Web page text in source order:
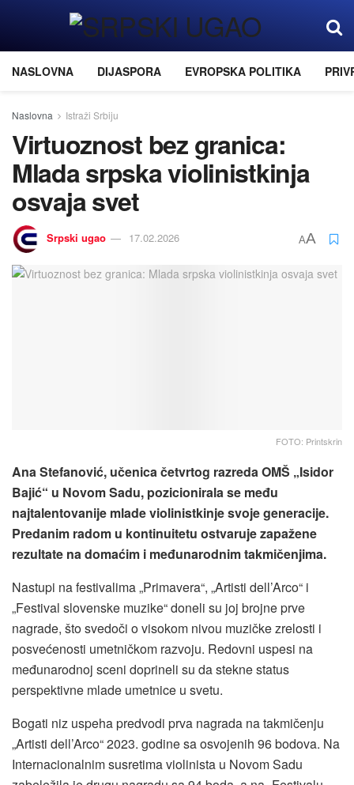
NASLOVNA DIJASPORA EVROPSKA POLITIKA
Naslovna Istraži Srbiju
Virtuoznost bez granica:
Mlada srpska violinistkinja
osvaja svet
Srpski ugao 17.02.2026 AA
FOTO: Printskrin
Ana Stefanović, učenica četvrtog razreda OMŠ „Isidor
Bajić“ u Novom Sadu, pozicionirala se među
najtalentovanije mlade violinistkinje svoje generacije.
Predanim radom u kontinuitetu ostvaruje zapažene
rezultate na domaćim i međunarodnim takmičenjima.
Nastupi na festivalima „Primavera“, „Artisti dell’Arco“ i
„Festival slovenske muzike“ doneli su joj brojne prve
nagrade, što svedoči o visokom nivou muzičke zrelosti i
posvećenosti umetničkom razvoju. Redovni uspesi na
međunarodnoj sceni doprineli su da stekne status
perspektivne mlade umetnice u svetu.
Bogati niz uspeha predvodi prva nagrada na takmičenju
„Artisti dell’Arco“ 2023. godine sa osvojenih 96 bodova. Na
Internacionalnim susretima violinista u Novom Sadu